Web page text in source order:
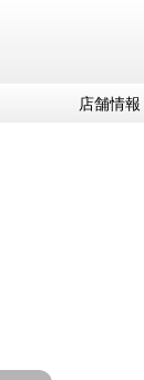
店舗情報